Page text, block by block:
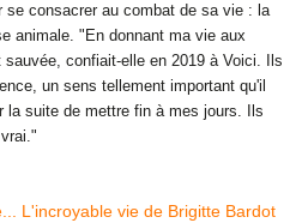
se consacrer au combat de sa vie : la
animale. "En donnant ma vie aux
confiait-elle en 2019 à Voici. Ils
un sens tellement important qu'il
la suite de mettre fin à mes jours. Ils